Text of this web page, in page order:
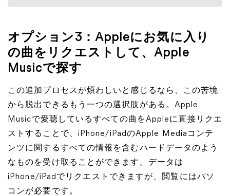
オプション3：Appleにお気に入り
の曲をリクエストして、Apple
Musicで探す
この追加プロセスが煩わしいと感じるなら、この苦境
から脱出できるもう一つの選択肢がある。Apple
Musicで愛聴しているすべての曲をAppleに直接リクエ
ストすることで、iPhone/iPadのApple Mediaコンテ
ンツに関するすべての情報を含むハードデータのよう
なものを受け取ることができます。データは
iPhone/iPadでリクエストできますが、閲覧にはパソ
コンが必要です。